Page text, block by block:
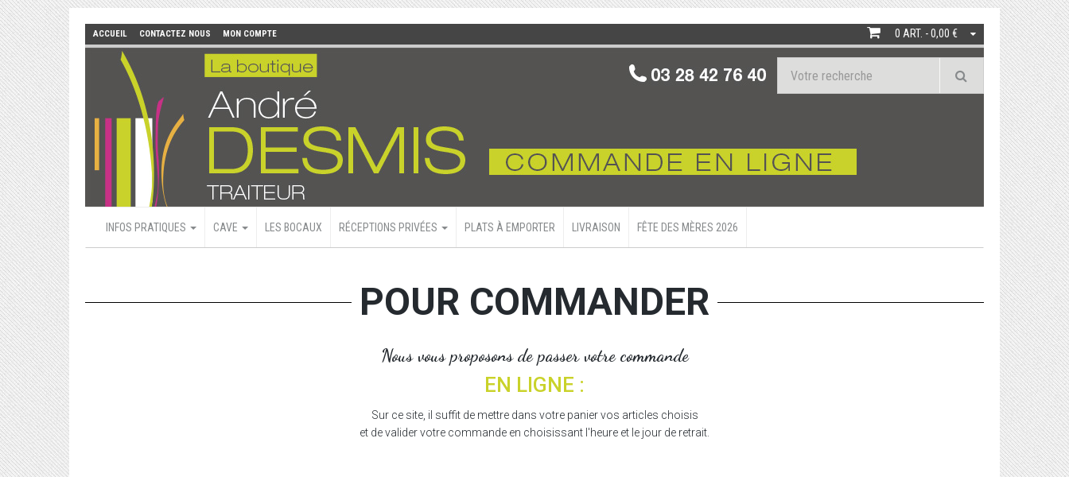
ACCUEIL CONTACTEZ NOUS MON COMPTE 0 ART. - 0,00 €
INFOS PRATIQUES CAVE LES BOCAUX RÉCEPTIONS PRIVÉES PLATS À EMPORTER LIVRAISON FÊTE DES MÈRES 2026
POUR COMMANDER
Nous vous proposons de passer votre commande
EN LIGNE :
Sur ce site, il suffit de mettre dans votre panier vos articles choisis
et de valider votre commande en choisissant l'heure et le jour de retrait.